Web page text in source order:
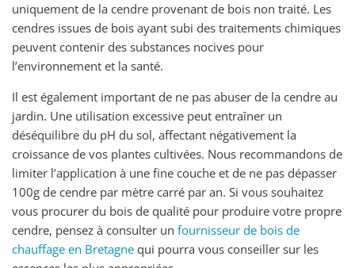
uniquement de la cendre provenant de bois non traité. Les
cendres issues de bois ayant subi des traitements chimiques
peuvent contenir des substances nocives pour
l’environnement et la santé.
Il est également important de ne pas abuser de la cendre au
jardin. Une utilisation excessive peut entraîner un
déséquilibre du pH du sol, affectant négativement la
croissance de vos plantes cultivées. Nous recommandons de
limiter l’application à une fine couche et de ne pas dépasser
100g de cendre par mètre carré par an. Si vous souhaitez
vous procurer du bois de qualité pour produire votre propre
cendre, pensez à consulter un fournisseur de bois de
chauffage en Bretagne qui pourra vous conseiller sur les